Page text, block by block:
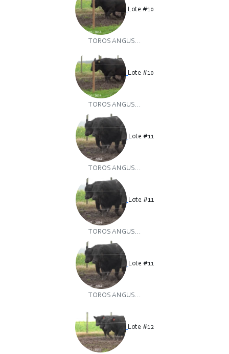
Lote #10
TOROS ANGUS...
Lote #10
TOROS ANGUS...
Lote #11
TOROS ANGUS...
Lote #11
TOROS ANGUS...
Lote #11
TOROS ANGUS...
Lote #12